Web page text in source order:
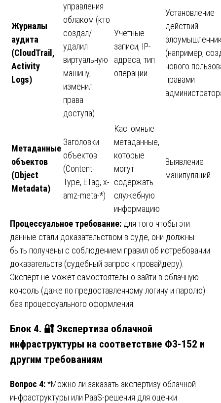
Журналы
аудита
(CloudTrail,
Activity
Logs)
управления
облаком (кто
создал/
удалил
виртуальную
машину,
изменил
права
доступа)
Учётные
записи, IP-
адреса, тип
операции
Установление
действий
(например,
нового
правами
Метаданные
объектов
(Object
Metadata)
Заголовки
объектов
(Content-
Type, ETag, x-
amz-meta-*)
Кастомные
метаданные,
которые
могут
содержать
служебную
информацию
Выявление
манипуляций
Процессуальное требование: для того чтобы эти
данные стали доказательством в суде, они должны
быть получены с соблюдением правил об истребовании
доказательств (судебный запрос к провайдеру).
Эксперт не может самостоятельно зайти в облачную
консоль (даже по предоставленному логину и паролю)
без процессуального оформления.
Блок 4. 🔐 Экспертиза облачной
инфраструктуры на соответствие ФЗ-152 и
другим требованиям
Вопрос 4:*Можно ли заказать экспертизу облачной
инфраструктуры или PaaS-решения для оценки